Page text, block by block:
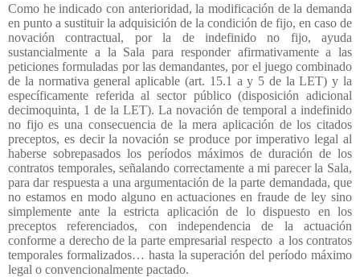
Como he indicado con anterioridad, la modificación de la demanda
en punto a sustituir la adquisición de la condición de fijo, en caso de
novación contractual, por la de indefinido no fijo, ayuda
sustancialmente a la Sala para responder afirmativamente a las
peticiones formuladas por las demandantes, por el juego combinado
de la normativa general aplicable (art. 15.1 a y 5 de la LET) y la
específicamente referida al sector público (disposición adicional
decimoquinta, 1 de la LET). La novación de temporal a indefinido
no fijo es una consecuencia de la mera aplicación de los citados
preceptos, es decir la novación se produce por imperativo legal al
haberse sobrepasados los períodos máximos de duración de los
contratos temporales, señalando correctamente a mi parecer la Sala,
para dar respuesta a una argumentación de la parte demandada, que
no estamos en modo alguno en actuaciones en fraude de ley sino
simplemente ante la estricta aplicación de lo dispuesto en los
preceptos referenciados, con independencia de la actuación
conforme a derecho de la parte empresarial respecto a los contratos
temporales formalizados… hasta la superación del período máximo
legal o convencionalmente pactado.